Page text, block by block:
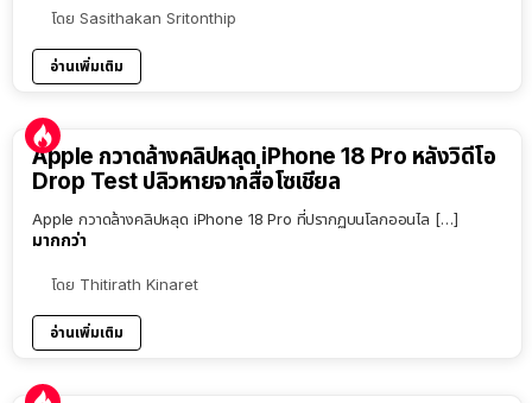
โดย Sasithakan Sritonthip
อ่านเพิ่มเติม
Apple กวาดล้างคลิปหลุด iPhone 18 Pro หลังวิดีโอ
Drop Test ปลิวหายจากสื่อโซเชียล
Apple กวาดล้างคลิปหลุด iPhone 18 Pro ที่ปรากฏบนโลกออนไล […]
มากกว่า
โดย Thitirath Kinaret
อ่านเพิ่มเติม